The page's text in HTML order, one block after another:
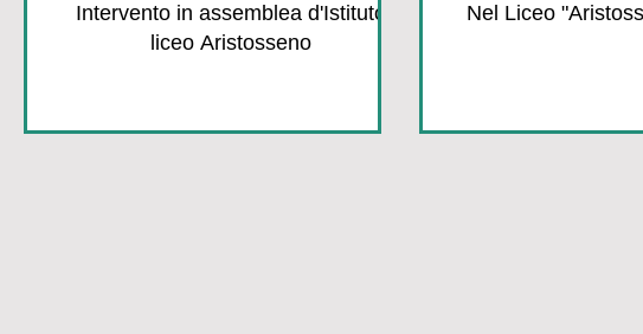
Intervento in assemblea d'Istituto
liceo Aristosseno
Nel Liceo